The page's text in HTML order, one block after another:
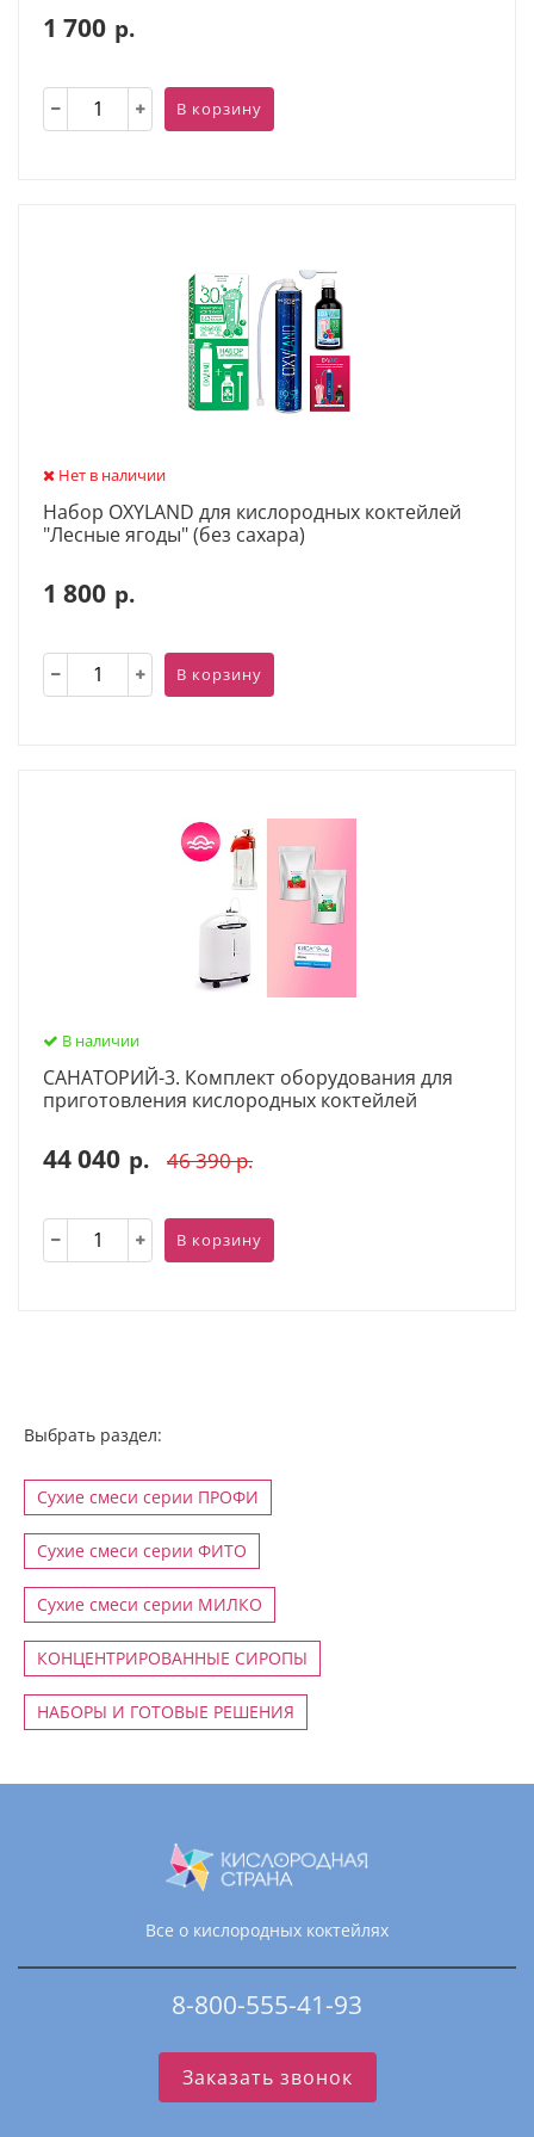
1 700 р.
В корзину
Нет в наличии
Набор OXYLAND для кислородных коктейлей
"Лесные ягоды" (без сахара)
1 800 р.
В корзину
В наличии
САНАТОРИЙ-3. Комплект оборудования для
приготовления кислородных коктейлей
44 040 р. 46 390р.
В корзину
Выбрать раздел:
Сухие смеси серии ПРОФИ
Сухие смеси серии ФИТО
Сухие смеси серии МИЛКО
КОНЦЕНТРИРОВАННЫЕ СИРОПЫ
НАБОРЫ И ГОТОВЫЕ РЕШЕНИЯ
Все о кислородных коктейлях
8-800-555-41-93
Заказать звонок